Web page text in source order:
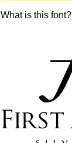
What is this font?